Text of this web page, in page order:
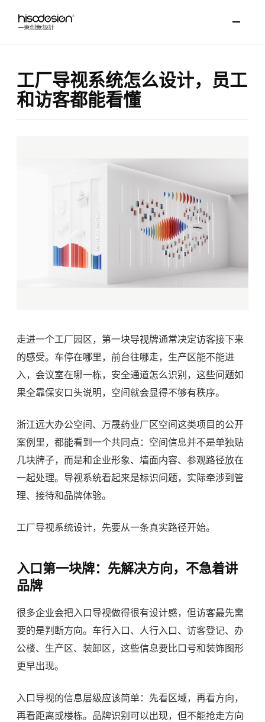
工厂导视系统怎么设计，员工
和访客都能看懂
走进一个工厂园区，第一块导视牌通常决定访客接下来
的感受。车停在哪里，前台往哪走，生产区能不能进
入，会议室在哪一栋，安全通道怎么识别，这些问题如
果全靠保安口头说明，空间就会显得不够有秩序。
浙江远大办公空间、万晟药业厂区空间这类项目的公开
案例里，都能看到一个共同点：空间信息并不是单独贴
几块牌子，而是和企业形象、墙面内容、参观路径放在
一起处理。导视系统看起来是标识问题，实际牵涉到管
理、接待和品牌体验。
工厂导视系统设计，先要从一条真实路径开始。
入口第一块牌：先解决方向，不急着讲
品牌
很多企业会把入口导视做得很有设计感，但访客最先需
要的是判断方向。车行入口、人行入口、访客登记、办
公楼、生产区、装卸区，这些信息要比口号和装饰图形
更早出现。
入口导视的信息层级应该简单：先看区域，再看方向，
再看距离或楼栋。品牌识别可以出现，但不能抢走方向